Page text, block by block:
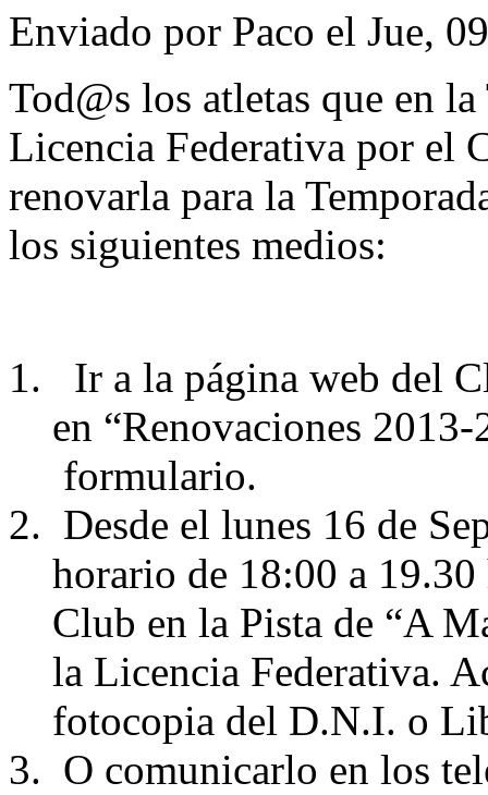
Enviado por Paco el Jue,
Tod@s los atletas que en
Licencia Federativa por el
renovarla para la
los siguientes medios:
Ir a la página web del
en “Renovaciones
formulario.
Desde el lunes 16 de
horario de 18:00 a
Club en la Pista de “A
la Licencia Federativa.
fotocopia del D.N.I. o
O comunicarlo en los